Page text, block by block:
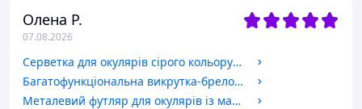
Олена Р.
07.08.2026
Серветка для окулярів сірого кольору компактний та корисний аксесуар для кожного, хто носить окуляри.
Багатофункціональна викрутка-брелок 3в1
Металевий футляр для окулярів із магнітним закриттям.